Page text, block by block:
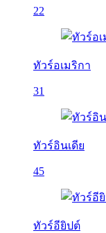
22
ทัวร์อเมริกา
31
ทัวร์อินเดีย
45
ทัวร์อียิปต์